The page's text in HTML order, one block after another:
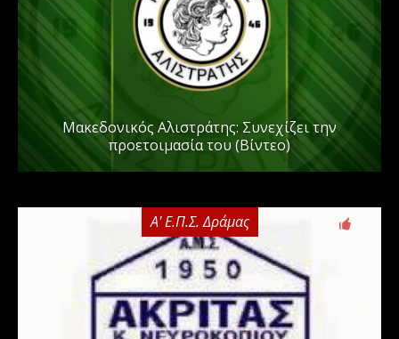
Μακεδονικός Αλιστράτης: Συνεχίζει την
προετοιμασία του (Βίντεο)
Α' Ε.Π.Σ. Δράμας